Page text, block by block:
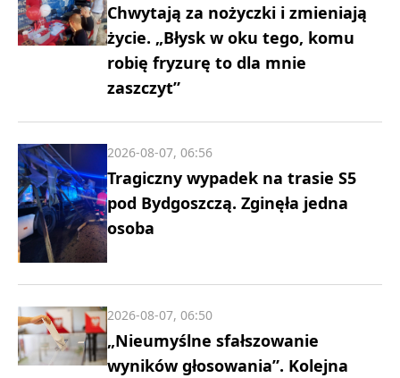
Chwytają za nożyczki i zmieniają
życie. „Błysk w oku tego, komu
robię fryzurę to dla mnie
zaszczyt”
Tragiczny wypadek na trasie S5
pod Bydgoszczą. Zginęła jedna
osoba
2026-08-07, 06:56
„Nieumyślne sfałszowanie
wyników głosowania”. Kolejna
2026-08-07, 06:50